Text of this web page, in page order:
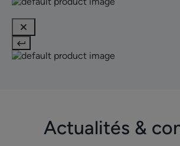
Actualités &